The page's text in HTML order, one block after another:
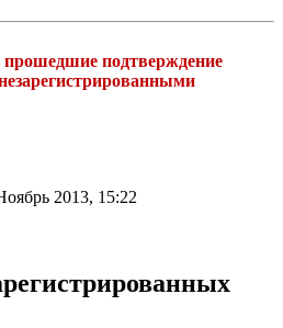
подтверждение
2013, 15:22